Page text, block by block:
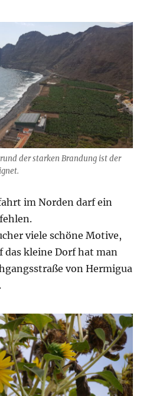
der starken Brandung ist der
im Norden darf ein
viele schöne Motive,
das kleine Dorf hat man
von Hermigua